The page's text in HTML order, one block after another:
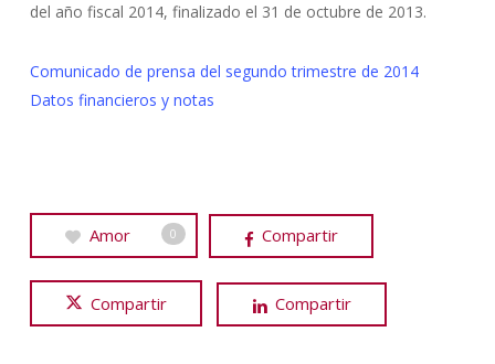
del año fiscal 2014, finalizado el 31 de octubre de 2013.
Comunicado de prensa del segundo trimestre de 2014
Datos financieros y notas
Amor 0 Compartir
Compartir Compartir